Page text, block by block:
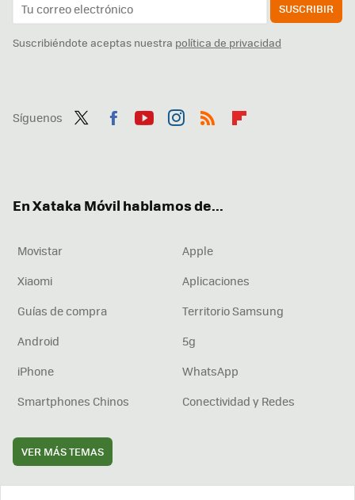
SUSCRIBIR
Suscribiéndote aceptas nuestra política de privacidad
Síguenos
En Xataka Móvil hablamos de...
Movistar
Apple
Xiaomi
Aplicaciones
Guías de compra
Territorio Samsung
Android
5g
iPhone
WhatsApp
Smartphones Chinos
Conectividad y Redes
VER MÁS TEMAS